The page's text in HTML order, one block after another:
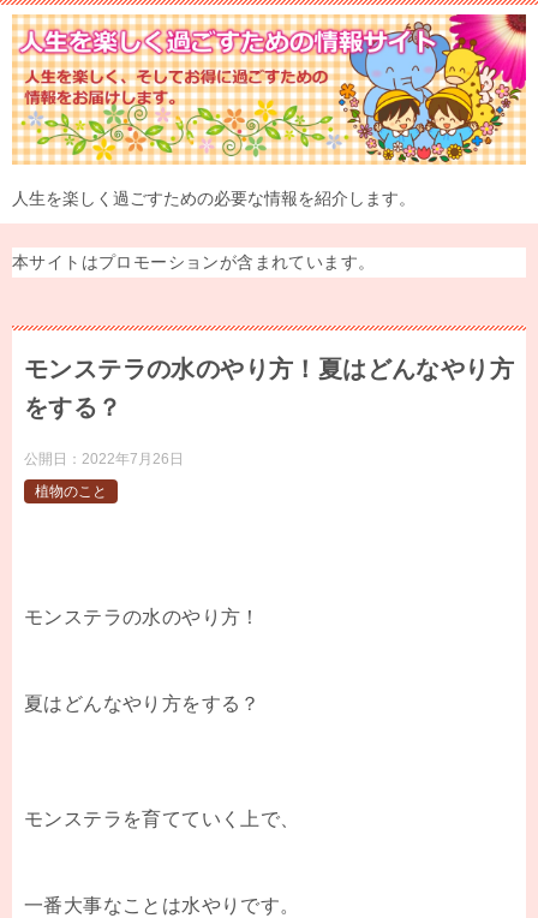
人生を楽しく過ごすための必要な情報を紹介します。
本サイトはプロモーションが含まれています。
モンステラの水のやり方！夏はどんなやり方
をする？
公開日： 2022年7月26日
植物のこと
モンステラの水のやり方！
夏はどんなやり方をする？
モンステラを育てていく上で、
一番大事なことは水やりです。